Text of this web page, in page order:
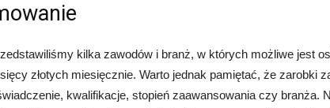
kilka zawodów i branż, w których możliwe jest
złotych miesięcznie. Warto jednak pamiętać, że zarobki
kwalifikacje, stopień zaawansowania czy branża.